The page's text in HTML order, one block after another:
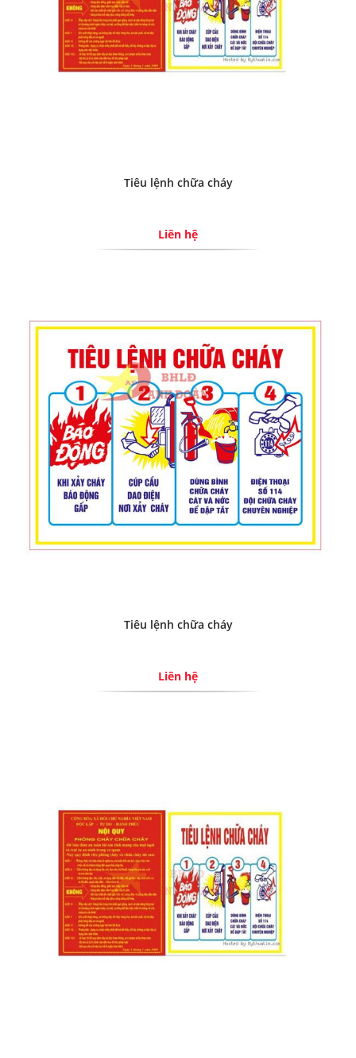
Tiêu lệnh chữa cháy
Liên hệ
Tiêu lệnh chữa cháy
Liên hệ